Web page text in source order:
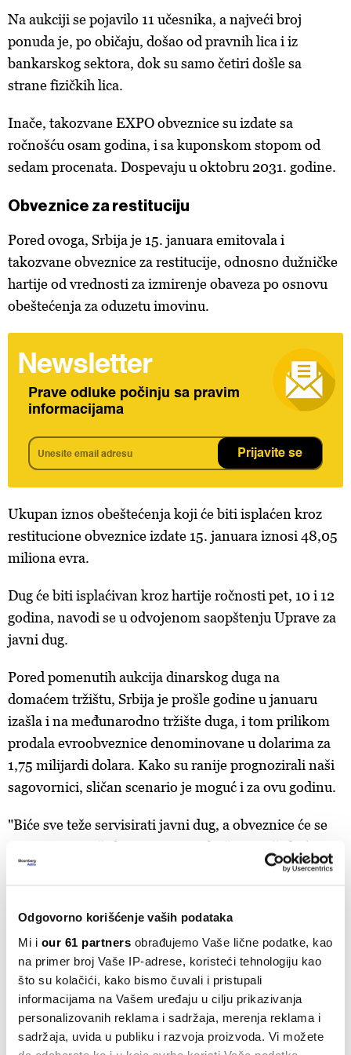
Odgovorno korišćenje vaših podataka
Mi i our 61 partners obrađujemo Vaše lične podatke, kao
na primer broj Vaše IP-adrese, koristeći tehnologiju kao
što su kolačići, kako bismo čuvali i pristupali
informacijama na Vašem uređaju u cilju prikazivanja
personalizovanih reklama i sadržaja, merenja reklama i
sadržaja, uvida u publiku i razvoja proizvoda. Vi možete
Na aukciji se pojavilo 11 učesnika, a najveći broj
ponuda je, po običaju, došao od pravnih lica i iz
bankarskog sektora, dok su samo četiri došle sa
strane fizičkih lica.
Inače, takozvane EXPO obveznice su izdate sa
ročnošću osam godina, i sa kuponskom stopom od
sedam procenata. Dospevaju u oktobru 2031. godine.
Obveznice za restituciju
Pored ovoga, Srbija je 15. januara emitovala i
takozvane obveznice za restitucije, odnosno dužničke
hartije od vrednosti za izmirenje obaveza po osnovu
obeštećenja za oduzetu imovinu.
Newsletter
Prave odluke počinju sa pravim
informacijama
Prijavite se
Ukupan iznos obeštećenja koji će biti isplaćen kroz
restitucione obveznice izdate 15. januara iznosi 48,05
miliona evra.
Dug će biti isplaćivan kroz hartije ročnosti pet, 10 i 12
godina, navodi se u odvojenom saopštenju Uprave za
javni dug.
Pored pomenutih aukcija dinarskog duga na
domaćem tržištu, Srbija je prošle godine u januaru
izašla i na međunarodno tržište duga, i tom prilikom
prodala evroobveznice denominovane u dolarima za
1,75 milijardi dolara. Kako su ranije prognozirali naši
sagovornici, sličan scenario je moguć i za ovu godinu.
"Biće sve teže servisirati javni dug, a obveznice će se
emitovati uz više kamate. To praktično znači da će
države imati sve manje para za socijalna davanja,
zdravstvo, ili obrazovanje, jer će sve više novca
odlaziti na kamate",rekao jeBranimir Jovanović
ekonomista Bečkog instituta za međunarodne
ekonomske studije (WiiW).
"Srbija će verovatno pokušati da radi ono što je radila i
prethodnih godina. Evroobveznice su standardna
pojava kad je Srbija u pitanju, i to će verovatno